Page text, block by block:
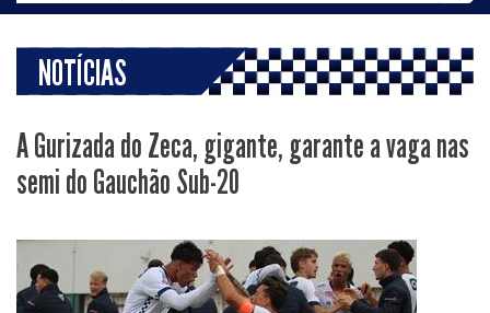
NOTÍCIAS
A Gurizada do Zeca, gigante, garante a vaga nas
semi do Gauchão Sub-20